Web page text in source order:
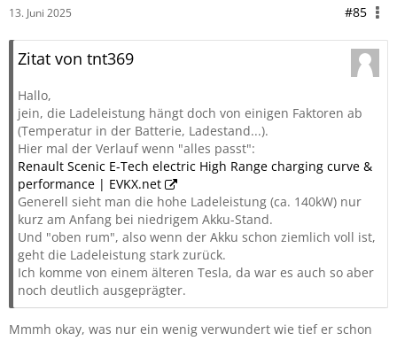
13. Juni 2025 #85
Zitat von tnt369
Hallo,
jein, die Ladeleistung hängt doch von einigen Faktoren ab
(Temperatur in der Batterie, Ladestand...).
Hier mal der Verlauf wenn "alles passt":
Renault Scenic E-Tech electric High Range charging curve &
performance | EVKX.net
Generell sieht man die hohe Ladeleistung (ca. 140kW) nur
kurz am Anfang bei niedrigem Akku-Stand.
Und "oben rum", also wenn der Akku schon ziemlich voll ist,
geht die Ladeleistung stark zurück.
Ich komme von einem älteren Tesla, da war es auch so aber
noch deutlich ausgeprägter.
Mmmh okay, was nur ein wenig verwundert wie tief er schon